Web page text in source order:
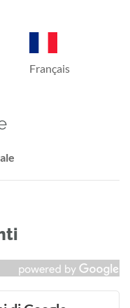
Français